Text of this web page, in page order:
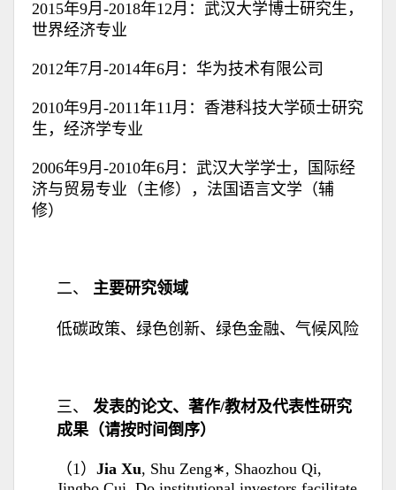
2015年9月-2018年12月：武汉大学博士研究生，
世界经济专业
2012年7月-2014年6月：华为技术有限公司
2010年9月-2011年11月：香港科技大学硕士研究
生，经济学专业
2006年9月-2010年6月：武汉大学学士，国际经
济与贸易专业（主修），法国语言文学（辅
修）
二、 主要研究领域
低碳政策、绿色创新、绿色金融、气候风险
三、 发表的论文、著作/教材及代表性研究
成果（请按时间倒序）
（1） Jia Xu, Shu Zeng∗, Shaozhou Qi,